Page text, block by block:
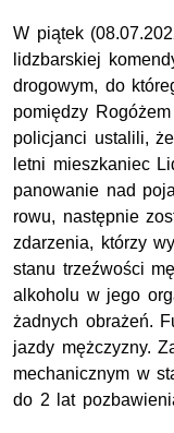
W piątek
lidzbarskiej
drogowym, do
pomiędzy
policjanci ustalili,
letni mieszkaniec
panowanie nad
rowu, następnie
zdarzenia, którzy
stanu trzeźwości
alkoholu w jego
żadnych obrażeń.
jazdy mężczyzny.
mechanicznym w
do 2 lat